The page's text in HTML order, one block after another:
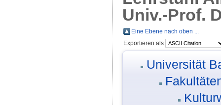
Univ.-Prof.
Eine Ebene nach oben ...
Exportieren als
Universität